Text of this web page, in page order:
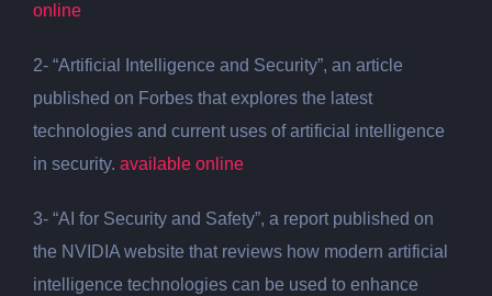
online
2-“Artificial Intelligence and Security”, an article
published on Forbes that explores the latest
technologies and current uses of artificial intelligence
in security. available online
3-“AI for Security and Safety”, a report published on
the NVIDIA website that reviews how modern artificial
intelligence technologies can be used to enhance